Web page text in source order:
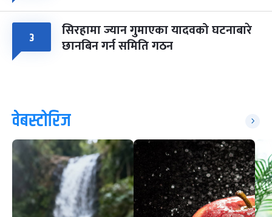
३ सिरहामा ज्यान गुमाएका यादवको घटनाबारे
छानबिन गर्न समिति गठन
वेबस्टोरिज